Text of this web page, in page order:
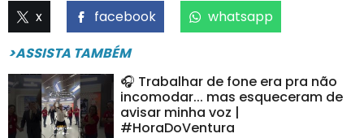
x facebook
whatsapp
>ASSISTA TAMBÉM
🎧 Trabalhar de fone era pra não
incomodar... mas esqueceram de
avisar minha voz |
#HoraDoVentura